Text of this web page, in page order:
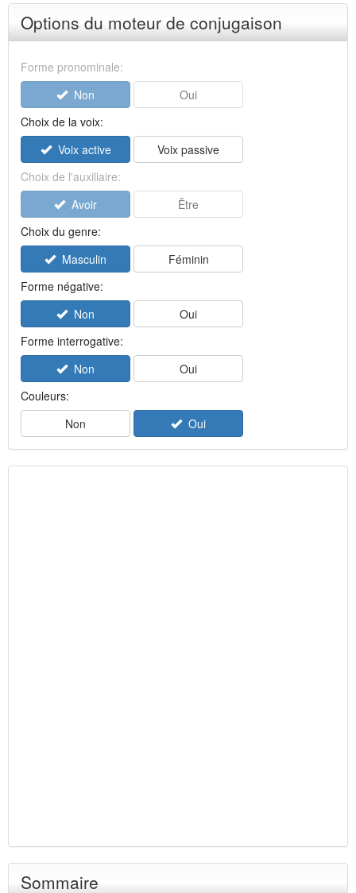
Options du moteur de conjugaison
Forme pronominale:
Non
Oui
Choix de la voix:
Voix active
Voix passive
Choix de l'auxiliaire:
Avoir
Être
Choix du genre:
Masculin
Féminin
Forme négative:
Non
Oui
Forme interrogative:
Non
Oui
Couleurs:
Non
Oui
Sommaire